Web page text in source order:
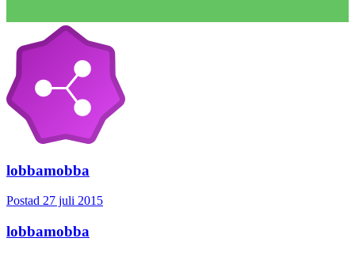
lobbamobba
Postad 27 juli 2015
lobbamobba